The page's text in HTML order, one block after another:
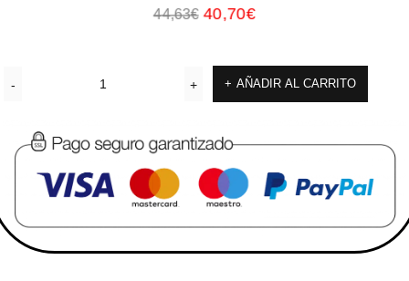
44,63€ 40,70€
AÑADIR AL CARRITO